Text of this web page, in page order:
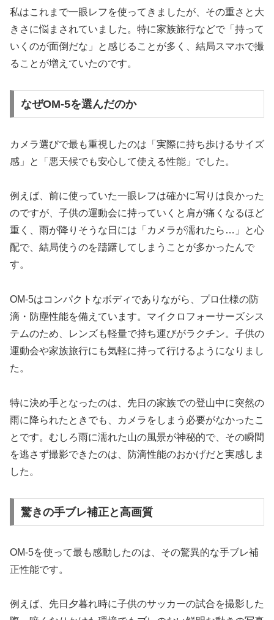
私はこれまで一眼レフを使ってきましたが、その重さと大
きさに悩まされていました。特に家族旅行などで「持って
いくのが面倒だな」と感じることが多く、結局スマホで撮
ることが増えていたのです。
なぜOM-5を選んだのか
カメラ選びで最も重視したのは「実際に持ち歩けるサイズ
感」と「悪天候でも安心して使える性能」でした。
例えば、前に使っていた一眼レフは確かに写りは良かった
のですが、子供の運動会に持っていくと肩が痛くなるほど
重く、雨が降りそうな日には「カメラが濡れたら…」と心
配で、結局使うのを躊躇してしまうことが多かったんで
す。
OM-5はコンパクトなボディでありながら、プロ仕様の防
滴・防塵性能を備えています。マイクロフォーサーズシス
テムのため、レンズも軽量で持ち運びがラクチン。子供の
運動会や家族旅行にも気軽に持って行けるようになりまし
た。
特に決め手となったのは、先日の家族での登山中に突然の
雨に降られたときでも、カメラをしまう必要がなかったこ
とです。むしろ雨に濡れた山の風景が神秘的で、その瞬間
を逃さず撮影できたのは、防滴性能のおかげだと実感しま
した。
驚きの手ブレ補正と高画質
OM-5を使って最も感動したのは、その驚異的な手ブレ補
正性能です。
例えば、先日夕暮れ時に子供のサッカーの試合を撮影した